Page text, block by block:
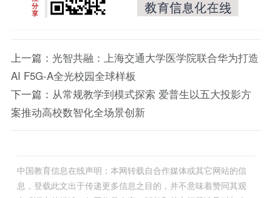
上一篇： 光智共融：上海交通大学医学院联合华为打造
AI F5G-A全光校园全球样板
下一篇： 从常规教学到模式探索 爱普生以五大投影方
案推动高校数智化全场景创新
中国教育信息在线声明：本网转载自合作媒体或其它网站的信
息，登载此文出于传递更多信息之目的，并不意味着赞同其观